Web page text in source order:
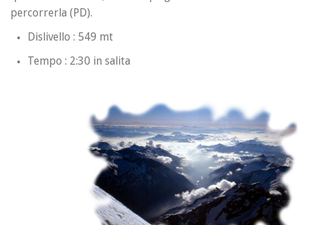
percorrerla (PD).
Dislivello : 549 mt
Tempo : 2:30 in salita